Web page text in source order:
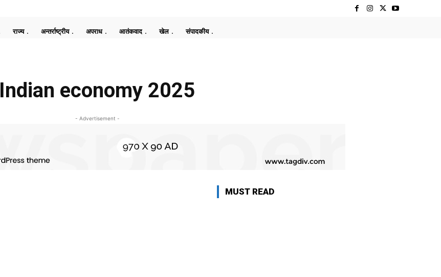
राज्य अन्तर्राष्ट्रीय अपराध आतंकवाद खेल संपादकीय
Indian economy 2025
- Advertisement -
MUST READ